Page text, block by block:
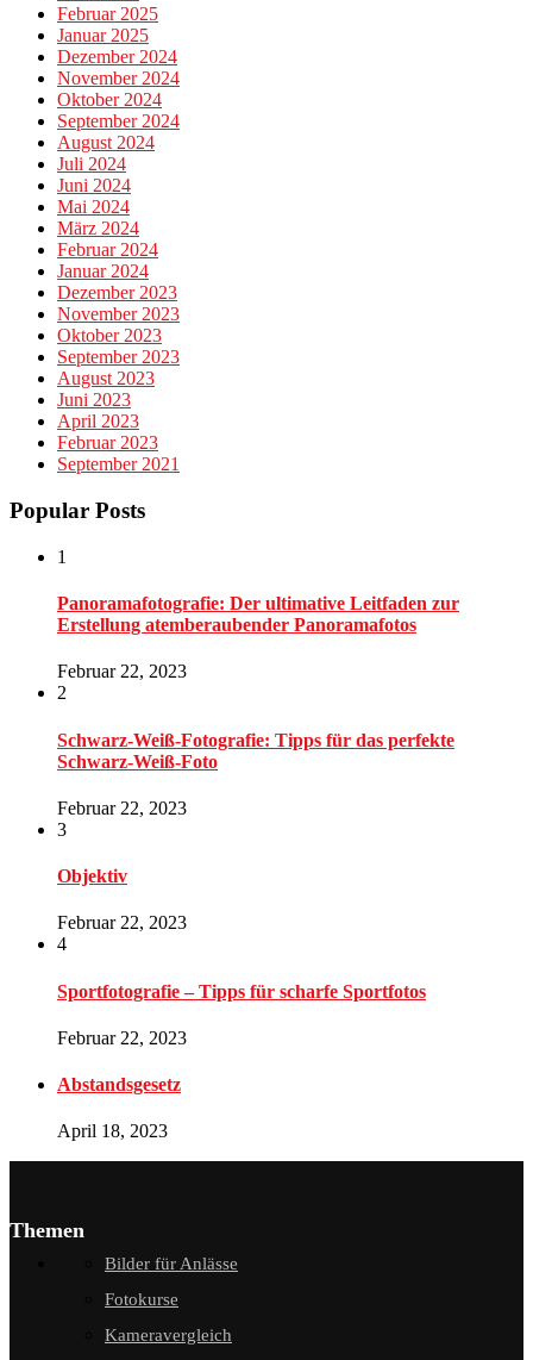
Februar 2025
Januar 2025
Dezember 2024
November 2024
Oktober 2024
September 2024
August 2024
Juli 2024
Juni 2024
Mai 2024
März 2024
Februar 2024
Januar 2024
Dezember 2023
November 2023
Oktober 2023
September 2023
August 2023
Juni 2023
April 2023
Februar 2023
September 2021
Popular Posts
1
Panoramafotografie: Der ultimative Leitfaden zur
Erstellung atemberaubender Panoramafotos
Februar 22, 2023
2
Schwarz-Weiß-Fotografie: Tipps für das perfekte
Schwarz-Weiß-Foto
Februar 22, 2023
3
Objektiv
Februar 22, 2023
4
Sportfotografie – Tipps für scharfe Sportfotos
Februar 22, 2023
Abstandsgesetz
April 18, 2023
Themen
Bilder für Anlässe
Fotokurse
Kameravergleich